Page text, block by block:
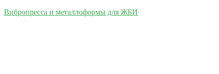
Вибропресса и металлоформы для ЖБИ